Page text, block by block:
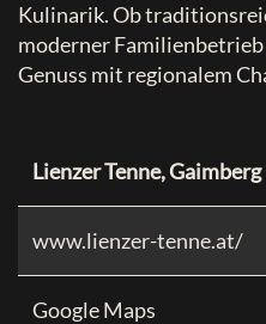
Kulinarik. Ob
moderner Familienbetrieb
Genuss mit regionalem
Lienzer Tenne, Gaimberg
www.lienzer-tenne.at/
Google Maps